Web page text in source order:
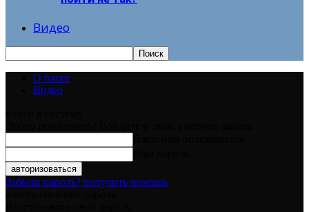
Видео
О блоге
Видео
Забыли пароль? получить помощь